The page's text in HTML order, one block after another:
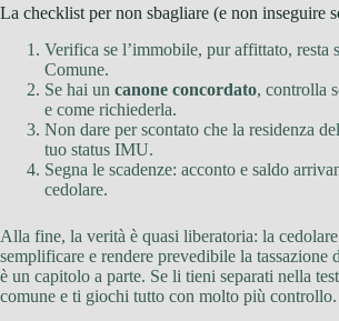
La checklist per non sbagliare (e non inseguire
Verifica se l’immobile, pur affittato, resta
Comune.
Se hai un canone concordato, controlla
e come richiederla.
Non dare per scontato che la residenza
tuo status IMU.
Segna le scadenze: acconto e saldo
cedolare.
Alla fine, la verità è quasi liberatoria: la
semplificare e rendere prevedibile la tassazione
è un capitolo a parte. Se li tieni separati nella
comune e ti giochi tutto con molto più controllo.